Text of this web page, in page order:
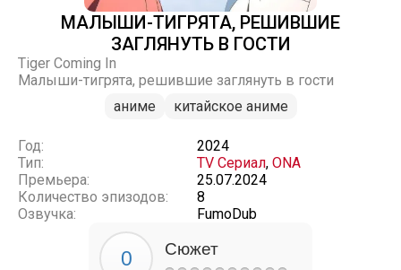
МАЛЫШИ-ТИГРЯТА, РЕШИВШИЕ
ЗАГЛЯНУТЬ В ГОСТИ
Tiger Coming In
Малыши-тигрята, решившие заглянуть в гости
аниме
китайское аниме
Год:
2024
Тип:
TV Сериал, ONA
Премьера:
25.07.2024
Количество эпизодов:
8
Озвучка:
FumoDub
Сюжет